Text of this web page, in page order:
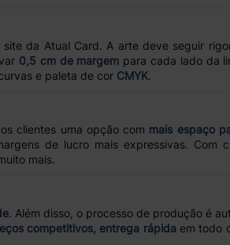
da Atual Card. A arte deve seguir
0,5 cm de margem para cada lado da
e paleta de cor CMYK.
clientes uma opção com mais espaço
de lucro mais expressivas. Com
mais.
. Além disso, o processo de produção é
competitivos, entrega rápida em todo